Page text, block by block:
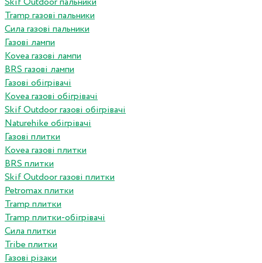
Tramp газові пальники
Сила газові пальники
Газові лампи
Kovea газові лампи
BRS газові лампи
Газові обігрівачі
Kovea газові обігрівачі
Skif Outdoor газові обігрівачі
Naturehike обігрівачі
Газові плитки
Kovea газові плитки
BRS плитки
Skif Outdoor газові плитки
Petromax плитки
Tramp плитки
Tramp плитки-обігрівачі
Сила плитки
Tribe плитки
Газові різаки